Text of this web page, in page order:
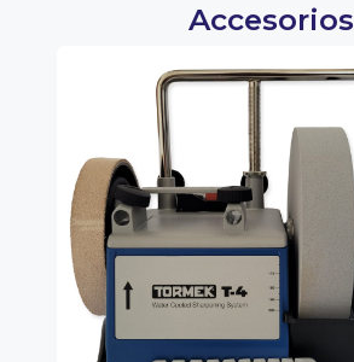
Accesorios